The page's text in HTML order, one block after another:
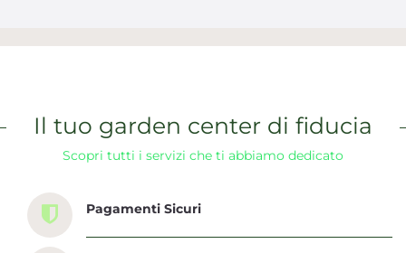
Il tuo garden center di fiducia
Scopri tutti i servizi che ti abbiamo dedicato
Pagamenti Sicuri